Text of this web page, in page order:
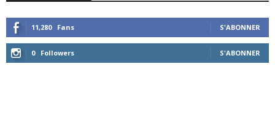
11,280 Fans S'ABONNER
0 Followers S'ABONNER